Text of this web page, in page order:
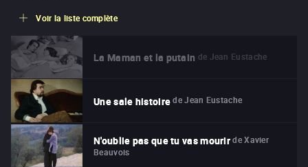
Voir la liste complète
La Maman et la putain de Jean Eustache
Une sale histoire de Jean Eustache
N'oublie pas que tu vas mourir de Xavier
Beauvois